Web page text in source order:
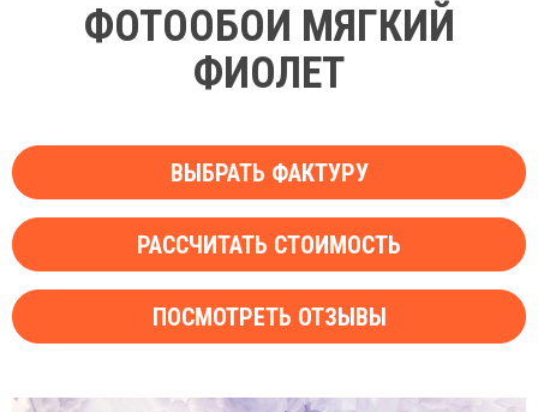
ФОТООБОИ МЯГКИЙ
ФИОЛЕТ
ВЫБРАТЬ ФАКТУРУ
РАССЧИТАТЬ СТОИМОСТЬ
ПОСМОТРЕТЬ ОТЗЫВЫ